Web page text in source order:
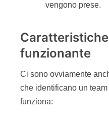
vengono prese.
funzionante
Ci sono ovviamente
che identificano un
funziona: